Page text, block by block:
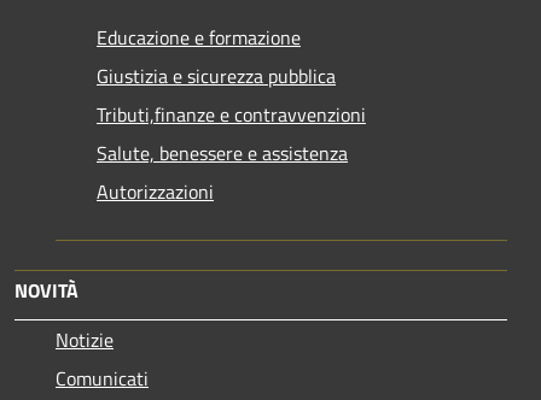
Educazione e formazione
Giustizia e sicurezza pubblica
Tributi,finanze e contravvenzioni
Salute, benessere e assistenza
Autorizzazioni
NOVITÀ
Notizie
Comunicati